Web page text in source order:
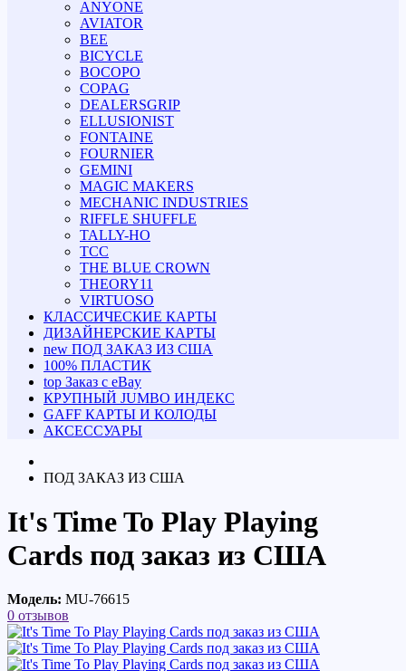
ANYONE
AVIATOR
BEE
BICYCLE
BOCOPO
COPAG
DEALERSGRIP
ELLUSIONIST
FONTAINE
FOURNIER
GEMINI
MAGIC MAKERS
MECHANIC INDUSTRIES
RIFFLE SHUFFLE
TALLY-HO
TCC
THE BLUE CROWN
THEORY11
VIRTUOSO
КЛАССИЧЕСКИЕ КАРТЫ
ДИЗАЙНЕРСКИЕ КАРТЫ
new ПОД ЗАКАЗ ИЗ США
100% ПЛАСТИК
top Заказ с eBay
КРУПНЫЙ JUMBO ИНДЕКС
GAFF КАРТЫ И КОЛОДЫ
АКСЕССУАРЫ
ПОД ЗАКАЗ ИЗ США
It's Time To Play Playing
Cards под заказ из США
Модель: MU-76615
0 отзывов